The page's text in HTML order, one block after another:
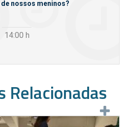
de nossos meninos?
14:00 h
Relacionadas